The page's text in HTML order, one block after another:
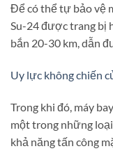
Để có thể tự bảo vệ
Su-24 được trang bị
bắn 20-30 km, dẫn
Uy lực không chiến
Trong khi đó, máy
một trong những
khả năng tấn công